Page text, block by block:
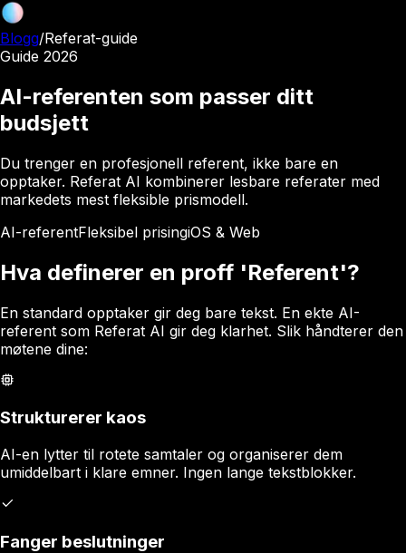
Blogg/Referat-guide
Guide 2026
AI-referenten som passer ditt
budsjett
Du trenger en profesjonell referent, ikke bare en
opptaker. Referat AI kombinerer lesbare referater med
markedets mest fleksible prismodell.
AI-referentFleksibel prisingiOS & Web
Hva definerer en proff 'Referent'?
En standard opptaker gir deg bare tekst. En ekte AI-
referent som Referat AI gir deg klarhet. Slik håndterer den
møtene dine:
Strukturerer kaos
AI-en lytter til rotete samtaler og organiserer dem
umiddelbart i klare emner. Ingen lange tekstblokker.
Fanger beslutninger